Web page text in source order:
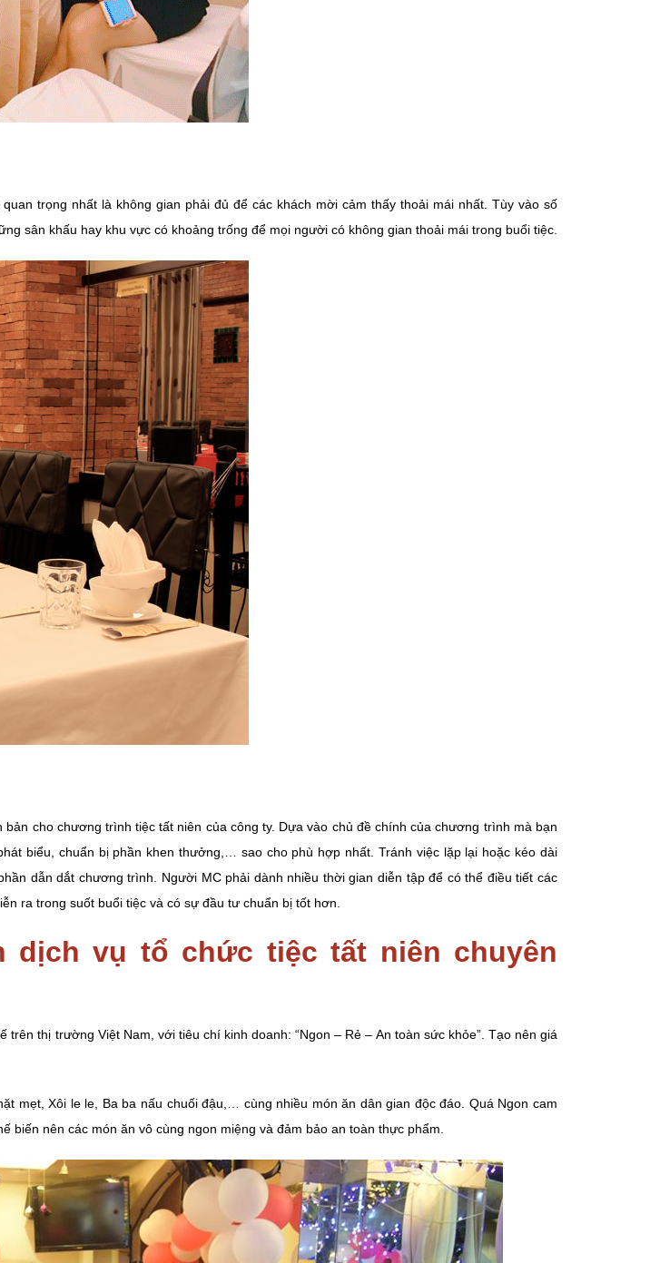
trọng nhất là không gian phải đủ để các khách mời cảm thấy thoải mái nhất. Tùy vào số
sân khấu hay khu vực có khoảng trống để mọi người có không gian thoải mái trong buổi tiệc.
cho chương trình tiệc tất niên của công ty. Dựa vào chủ đề chính của chương trình mà bạn
biểu, chuẩn bị phần khen thưởng,… sao cho phù hợp nhất. Tránh việc lặp lại hoặc kéo dài
dẫn dắt chương trình. Người MC phải dành nhiều thời gian diễn tập để có thể điều tiết các
ra trong suốt buổi tiệc và có sự đầu tư chuẩn bị tốt hơn.
dịch vụ tổ chức tiệc tất niên chuyên
thị trường Việt Nam, với tiêu chí kinh doanh: “Ngon – Rẻ – An toàn sức khỏe”. Tạo nên giá
mẹt, Xôi le le, Ba ba nấu chuối đậu,… cùng nhiều món ăn dân gian độc đáo. Quá Ngon cam
nên các món ăn vô cùng ngon miệng và đảm bảo an toàn thực phẩm.